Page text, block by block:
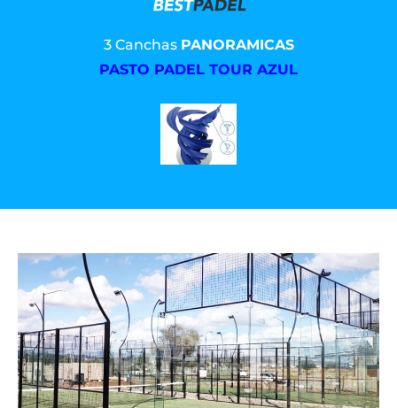
3 Canchas PANORAMICAS
PASTO PADEL TOUR AZUL